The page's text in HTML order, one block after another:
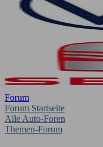
Forum
Forum Startseite
Alle Auto-Foren
Themen-Forum